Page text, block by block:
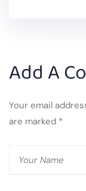
Add A
Your email
are marked *